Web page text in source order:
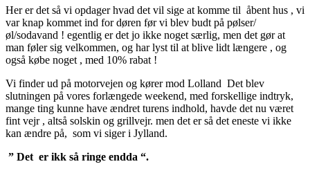
Her er det så vi opdager hvad det vil sige at komme til åbent hus , vi
var knap kommet ind for døren før vi blev budt på pølser/
øl/sodavand ! egentlig er det jo ikke noget særlig, men det gør at
man føler sig velkommen, og har lyst til at blive lidt længere , og
også købe noget , med 10% rabat !
Vi finder ud på motorvejen og kører mod Lolland Det blev
slutningen på vores forlængede weekend, med forskellige indtryk,
mange ting kunne have ændret turens indhold, havde det nu været
fint vejr , altså solskin og grillvejr. men det er så det eneste vi ikke
kan ændre på, som vi siger i Jylland.
” Det er ikk så ringe endda “.